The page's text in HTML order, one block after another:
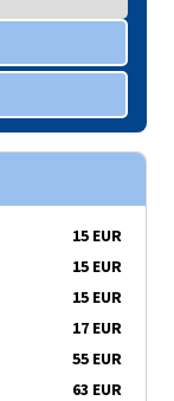
15 EUR
15 EUR
15 EUR
17 EUR
55 EUR
63 EUR